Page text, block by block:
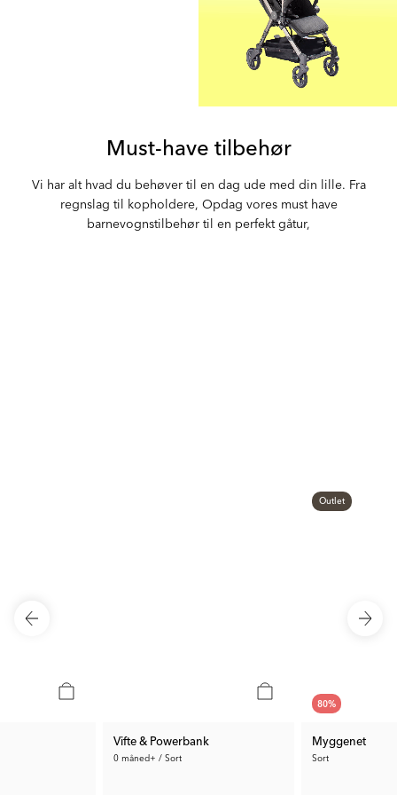
Must-have tilbehør
Vi har alt hvad du behøver til en dag ude med din lille. Fra
regnslag til kopholdere, Opdag vores must have
barnevognstilbehør til en perfekt gåtur,
Vifte & Powerbank
0 måned+ / Sort
Outlet
80%
Myggenet
Sort